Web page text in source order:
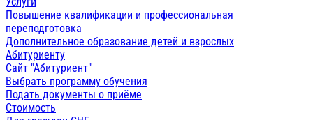
Повышение квалификации и профессиональная
переподготовка
Дополнительное образование детей и взрослых
Абитуриенту
Сайт "Абитуриент"
Выбрать программу обучения
Подать документы о приёме
Стоимость